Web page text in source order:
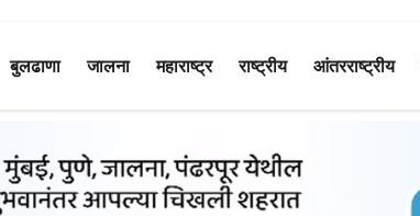
बुलढाणा जालना महाराष्ट्र राष्ट्रीय आंतरराष्ट्रीय